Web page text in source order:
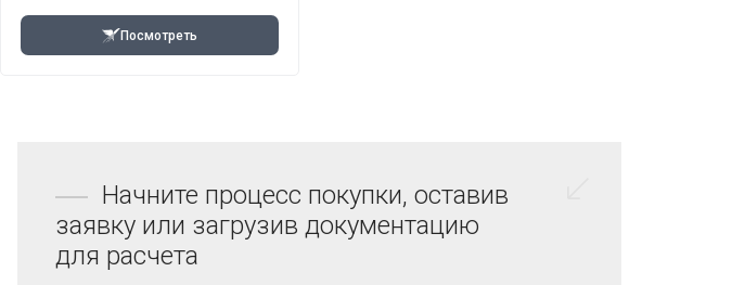
Посмотреть
Начните процесс покупки, оставив
заявку или загрузив документацию
для расчета